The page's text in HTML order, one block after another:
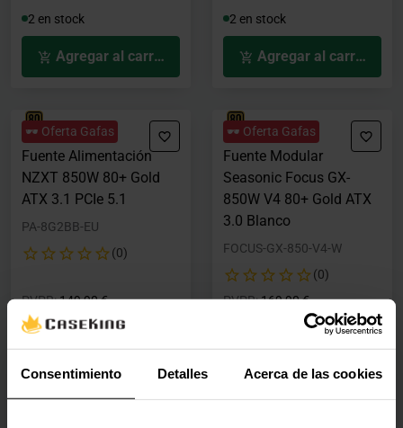
Consentimiento Detalles Acerca de las cookies
2 en stock
Agregar al carrito
2 en stock
Agregar al carrito
🕶️ Oferta Gafas
Fuente Alimentación
NZXT 850W 80+ Gold
ATX 3.1 PCIe 5.1
PA-8G2BB-EU
(0)
PVPR:Precio rebajado desde
149,90 €hasta
139,90 €
Con IVA
1 en stock
🕶️ Oferta Gafas
Fuente Modular
Seasonic Focus GX-
850W V4 80+ Gold ATX
3.0 Blanco
FOCUS-GX-850-V4-W
(0)
PVPR:Precio rebajado desde
169,90 €hasta
Con IVA
En tránsito